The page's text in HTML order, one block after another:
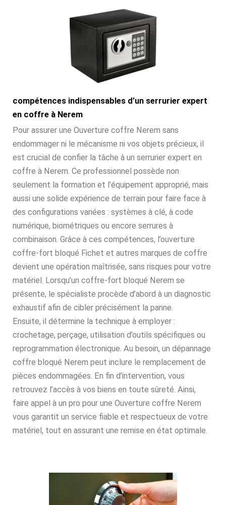
compétences indispensables d’un serrurier expert
en coffre à Nerem
Pour assurer une Ouverture coffre Nerem sans
endommager ni le mécanisme ni vos objets précieux, il
est crucial de confier la tâche à un serrurier expert en
coffre à Nerem. Ce professionnel possède non
seulement la formation et l’équipement approprié, mais
aussi une solide expérience de terrain pour faire face à
des configurations variées : systèmes à clé, à code
numérique, biométriques ou encore serrures à
combinaison. Grâce à ces compétences, l’ouverture
coffre-fort bloqué Fichet et autres marques de coffre
devient une opération maîtrisée, sans risques pour votre
matériel. Lorsqu’un coffre-fort bloqué Nerem se
présente, le spécialiste procède d’abord à un diagnostic
exhaustif afin de cibler précisément la panne.
Ensuite, il détermine la technique à employer :
crochetage, perçage, utilisation d’outils spécifiques ou
reprogrammation électronique. Au besoin, un dépannage
coffre bloqué Nerem peut inclure le remplacement de
pièces endommagées. En fin d’intervention, vous
retrouvez l’accès à vos biens en toute sûreté. Ainsi,
faire appel à un pro pour une Ouverture coffre Nerem
vous garantit un service fiable et respectueux de votre
matériel, tout en assurant une remise en état optimale.